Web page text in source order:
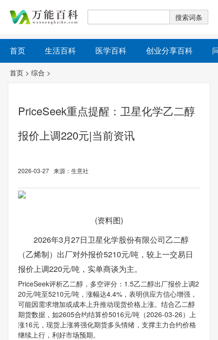
首页 生活百科 医学百科 创业分享百科
首页 > 综合 >
PriceSeek重点提醒：卫星化学乙二醇
报价上调220元|当前资讯
2026-03-27 来源：生意社
(资料图)
2026年3月27日卫星化学股份有限公司乙二醇
（乙烯制）出厂对外报价5210元/吨，较上一交易日
报价上调220元/吨，实单商谈为主。
PriceSeek评析乙二醇，多空评分：1.5乙二醇出厂报价上调2
20元/吨至5210元/吨，涨幅达4.4%，表明供应方信心增强，
可能因需求增加或成本上升推动现货价格上涨。结合乙二醇
期货数据，如2605合约结算价5016元/吨（2026-03-26）上
涨16元，现货上涨将强化期货多头情绪，支撑主力合约价格
继续上行，利好市场预期。